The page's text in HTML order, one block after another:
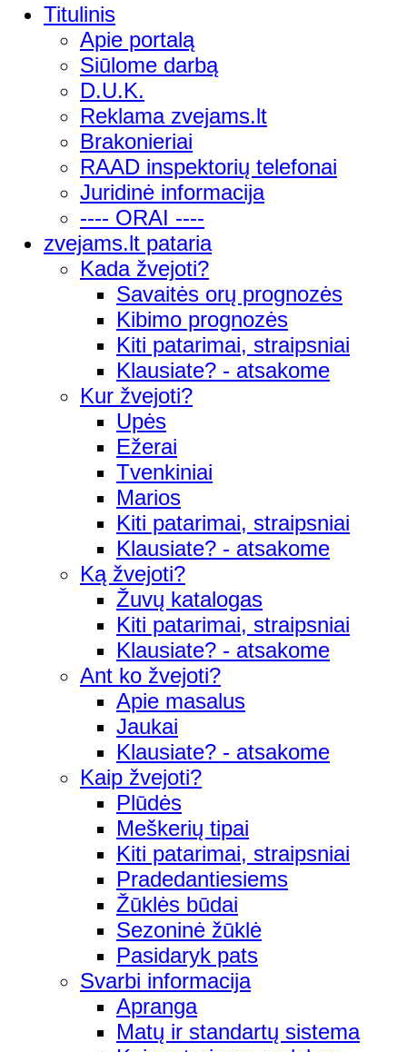
Titulinis
Apie portalą
Siūlome darbą
D.U.K.
Reklama zvejams.lt
Brakonieriai
RAAD inspektorių telefonai
Juridinė informacija
---- ORAI ----
zvejams.lt pataria
Kada žvejoti?
Savaitės orų prognozės
Kibimo prognozės
Kiti patarimai, straipsniai
Klausiate? - atsakome
Kur žvejoti?
Upės
Ežerai
Tvenkiniai
Marios
Kiti patarimai, straipsniai
Klausiate? - atsakome
Ką žvejoti?
Žuvų katalogas
Kiti patarimai, straipsniai
Klausiate? - atsakome
Ant ko žvejoti?
Apie masalus
Jaukai
Klausiate? - atsakome
Kaip žvejoti?
Plūdės
Meškerių tipai
Kiti patarimai, straipsniai
Pradedantiesiems
Žūklės būdai
Sezoninė žūklė
Pasidaryk pats
Svarbi informacija
Apranga
Matų ir standartų sistema